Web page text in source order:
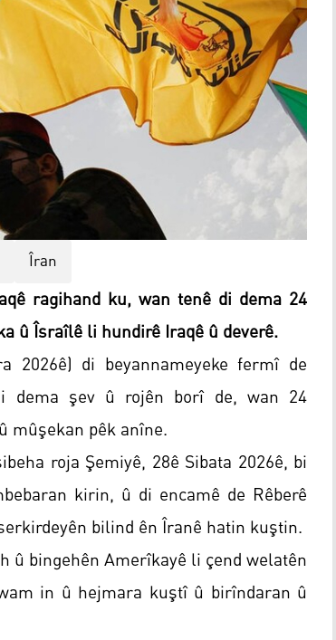
Îran
ragihand ku, wan tenê di dema 24
û Îsraîlê li hundirê Iraqê û deverê.
2026ê) di beyannameyeke fermî de
dema şev û rojên borî de, wan 24
mûşekan pêk anîne.
roja Şemiyê, 28ê Sibata 2026ê, bi
kirin, û di encamê de Rêberê
bilind ên Îranê hatin kuştin.
bingehên Amerîkayê li çend welatên
in û hejmara kuştî û birîndaran û